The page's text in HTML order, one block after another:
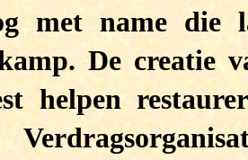
met name die
De creatie
helpen